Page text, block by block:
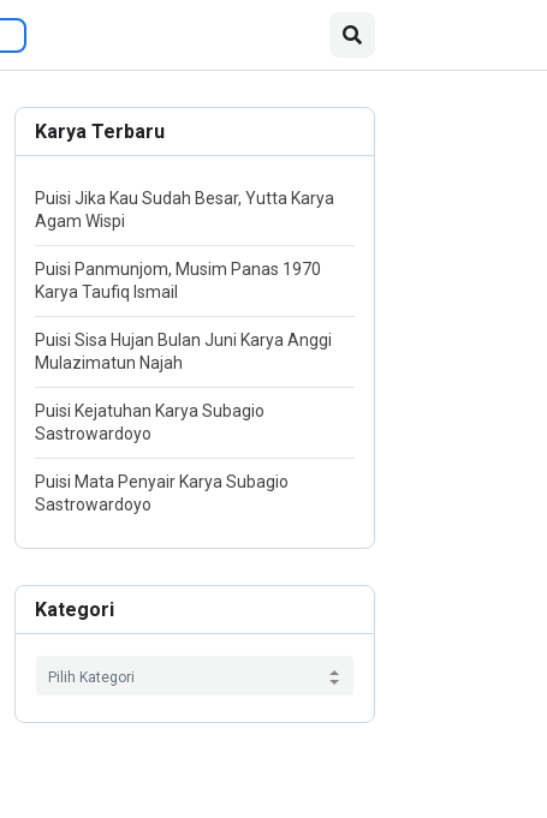
Karya Terbaru
Puisi Jika Kau Sudah Besar, Yutta Karya
Agam Wispi
Puisi Panmunjom, Musim Panas 1970
Karya Taufiq Ismail
Puisi Sisa Hujan Bulan Juni Karya Anggi
Mulazimatun Najah
Puisi Kejatuhan Karya Subagio
Sastrowardoyo
Puisi Mata Penyair Karya Subagio
Sastrowardoyo
Kategori